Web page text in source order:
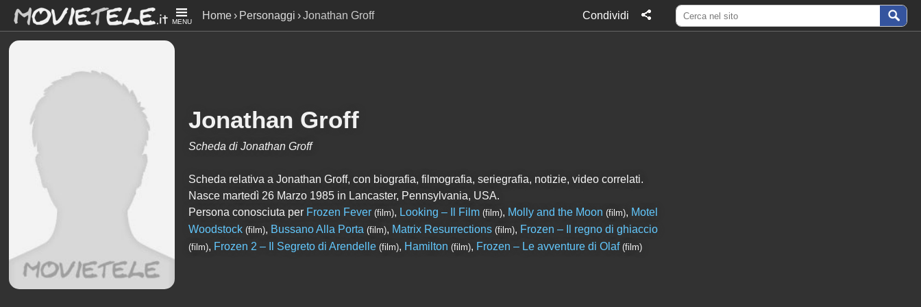
MENU
Home Personaggi Jonathan Groff Condividi
Jonathan Groff
Scheda di Jonathan Groff
Scheda relativa a Jonathan Groff, con biografia, filmografia, seriegrafia, notizie, video correlati.
Nasce martedì 26 Marzo 1985 in Lancaster, Pennsylvania, USA.
Persona conosciuta per Frozen Fever (film), Looking – Il Film (film), Molly and the Moon (film), Motel
Woodstock (film), Bussano Alla Porta (film), Matrix Resurrections (film), Frozen – Il regno di ghiaccio
(film), Frozen 2 – Il Segreto di Arendelle (film), Hamilton (film), Frozen – Le avventure di Olaf (film)